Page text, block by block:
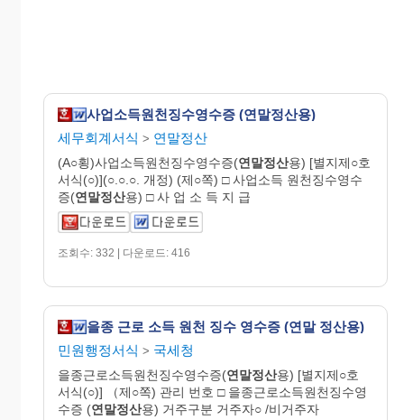
사업소득원천징수영수증 (연말정산용)
세무회계서식 > 연말정산
(A○횡)사업소득원천징수영수증(연말정산용) [별지제○호
서식(○)](○.○.○. 개정) (제○쪽) □ 사업소득 원천징수영수
증(연말정산용) □ 사 업 소 득 지 급
조회수: 332 | 다운로드: 416
을종 근로 소득 원천 징수 영수증 (연말 정산용)
민원행정서식 > 국세청
을종근로소득원천징수영수증(연말정산용) [별지제○호
서식(○)] （제○쪽) 관리 번호 □ 을종근로소득원천징수영
수증 (연말정산용) 거주구분 거주자○ /비거주자